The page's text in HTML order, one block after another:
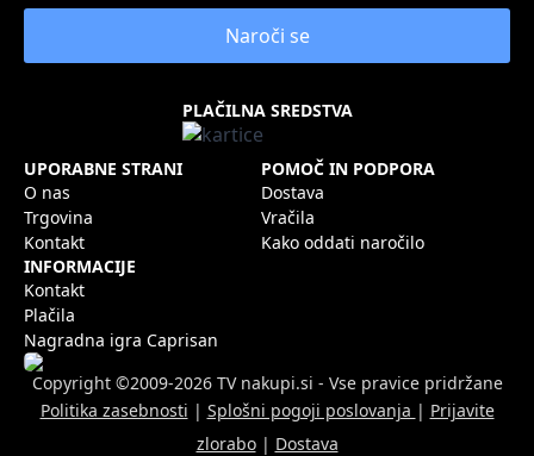
UPORABNE STRANI
O nas
Trgovina
Kontakt
POMOČ IN PODPORA
Dostava
Vračila
Kako oddati naročilo
INFORMACIJE
Kontakt
Plačila
Nagradna igra Caprisan
Copyright ©2009-2026 TV nakupi.si - Vse pravice pridržane
Politika zasebnosti | Splošni pogoji poslovanja | Prijavite
zlorabo| Dostava
pogoji
Naroči se
PLAČILNA SREDSTVA